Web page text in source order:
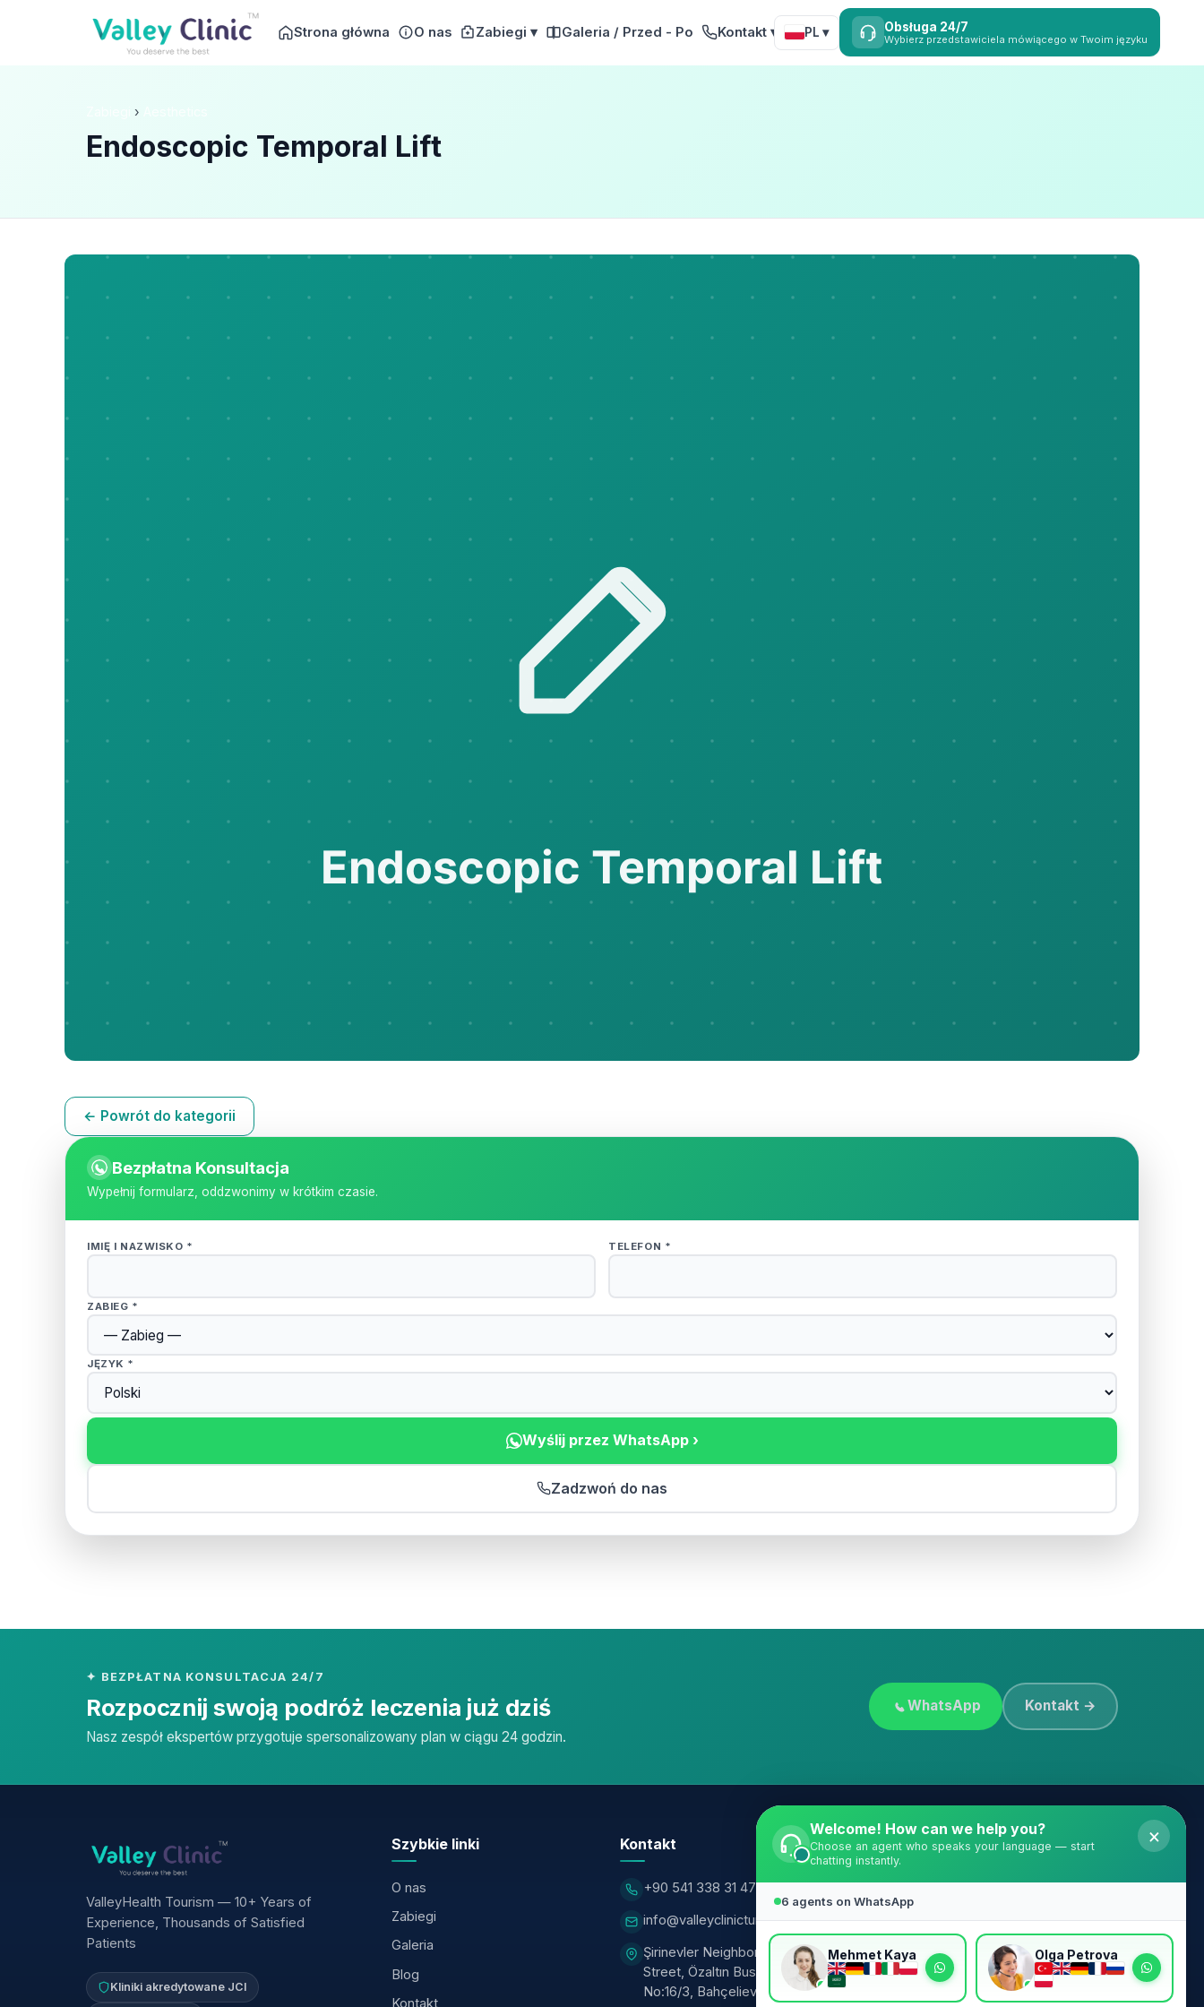
Strona główna O nas Zabiegi ▾ Galeria / Przed - Po Kontakt ▾ PL ▾ Obsługa 24/7
Wybierz przedstawiciela mówiącego w Twoim języku
›
Endoscopic Temporal Lift
← Powrót do kategorii
Bezpłatna Konsultacja
Wypełnij formularz, oddzwonimy w krótkim czasie.
IMIĘ I NAZWISKO * TELEFON *
ZABIEG *
JĘZYK *
Wyślij przez WhatsApp ›
Zadzwoń do nas
✦ BEZPŁATNA KONSULTACJA 24/7
Rozpocznij swoją podróż leczenia już dziś
Nasz zespół ekspertów przygotuje spersonalizowany plan w ciągu 24 godzin.
WhatsApp Kontakt →
ValleyHealth Tourism — 10+ Years of
Experience, Thousands of Satisfied
Patients
Kliniki akredytowane JCI
Szybkie linki
O nas
Zabiegi
Galeria
Blog
Kontakt
Kontakt
+90 541 338 31 47
info@valleyclinicturkiye.com
Şirinevler Neighborhood, Meriç
Street, Özaltın Business Center
No:16/3, Bahçelievler — Istanbul
Obserwuj nas
Śledź historie pacjentów, prawdziwe
wyniki i porady ekspertów.
Welcome! How can we help you?
Choose an agent who speaks your language — start
chatting instantly.
×
6 agents on WhatsApp
Mehmet Kaya Olga Petrova